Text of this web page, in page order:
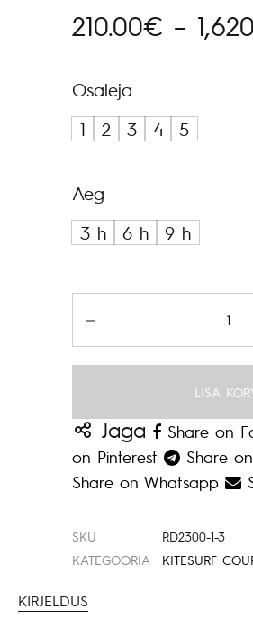
210.00€ –
Osaleja
1
2 3 4 5
Aeg
3 h
6 h 9 h
LISA
Jaga Share on
on Pinterest
Share
Share on Whatsapp
SKU
RD2300-1-3
KATEGOORIA
KITESURF
KIRJELDUS